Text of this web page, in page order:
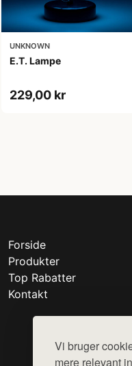
Vi bruger
mere relevant
UNKNOWN
E.T. Lampe
229,00 kr
Forside
Produkter
Top Rabatter
Kontakt